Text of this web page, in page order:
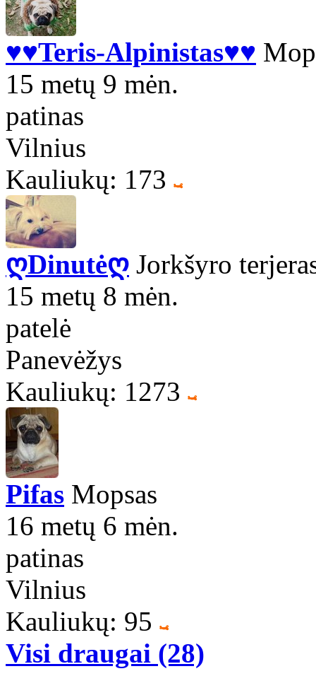
♥♥Teris-Alpinistas♥♥
15 metų 9 mėn.
patinas
Vilnius
Kauliukų: 173
ღDinutėღ Jorkšyro
15 metų 8 mėn.
patelė
Panevėžys
Kauliukų: 1273
Pifas Mopsas
16 metų 6 mėn.
patinas
Vilnius
Kauliukų: 95
Visi draugai (28)